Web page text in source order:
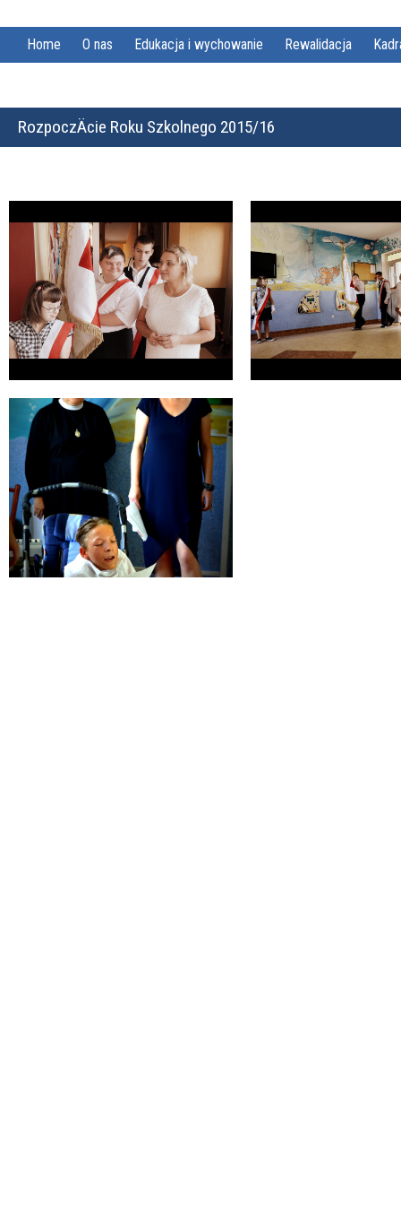
Home O nas Edukacja i wychowanie Rewalidacja
RozpoczÄcie Roku Szkolnego 2015/16